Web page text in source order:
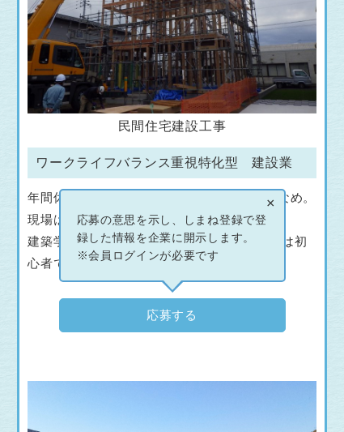
民間住宅建設工事
ワークライフバランス重視特化型 建設業
年間休日120日。土・日・祝日休み。残業少なめ。
現場は車で30分圏内。
建築学科卒でなくても大募集中！みんな最初は初
心者です。
応募する
×
応募の意思を示し、しまね登録で登
録した情報を企業に開示します。
※会員ログインが必要です